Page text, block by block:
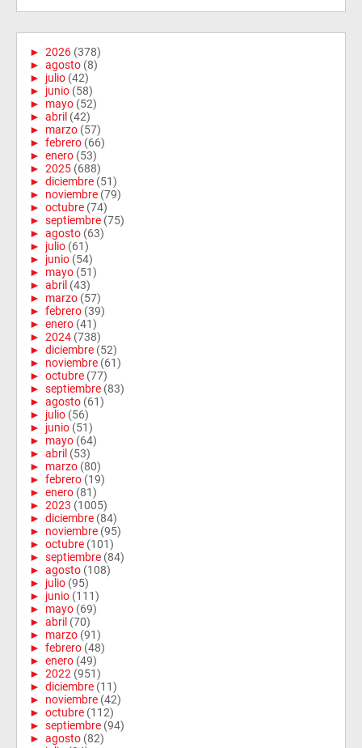
► 2026 (378)
► agosto (8)
► julio (42)
► junio (58)
► mayo (52)
► abril (42)
► marzo (57)
► febrero (66)
► enero (53)
► 2025 (688)
► diciembre (51)
► noviembre (79)
► octubre (74)
► septiembre (75)
► agosto (63)
► julio (61)
► junio (54)
► mayo (51)
► abril (43)
► marzo (57)
► febrero (39)
► enero (41)
► 2024 (738)
► diciembre (52)
► noviembre (61)
► octubre (77)
► septiembre (83)
► agosto (61)
► julio (56)
► junio (51)
► mayo (64)
► abril (53)
► marzo (80)
► febrero (19)
► enero (81)
► 2023 (1005)
► diciembre (84)
► noviembre (95)
► octubre (101)
► septiembre (84)
► agosto (108)
► julio (95)
► junio (111)
► mayo (69)
► abril (70)
► marzo (91)
► febrero (48)
► enero (49)
► 2022 (951)
► diciembre (11)
► noviembre (42)
► octubre (112)
► septiembre (94)
► agosto (82)